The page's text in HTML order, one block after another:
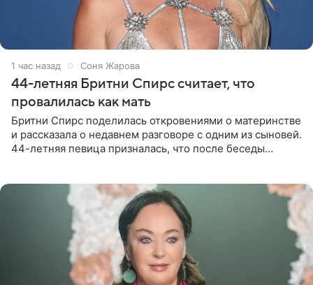
1 час назад Соня Жарова
44-летняя Бритни Спирс считает, что
провалилась как мать
Бритни Спирс поделилась откровениями о материнстве
и рассказала о недавнем разговоре с одним из сыновей.
44-летняя певица призналась, что после беседы